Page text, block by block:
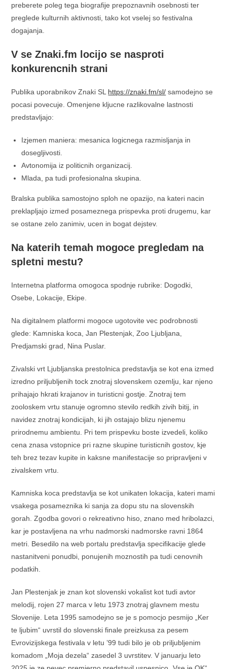
preberete poleg tega biografije prepoznavnih osebnosti ter
preglede kulturnih aktivnosti, tako kot vselej so festivalna
dogajanja.
V se Znaki.fm locijo se nasproti
konkurencnih strani
Publika uporabnikov Znaki SL https://znaki.fm/sl/ samodejno se
pocasi povecuje. Omenjene kljucne razlikovalne lastnosti
predstavljajo:
Izjemen maniera: mesanica logicnega razmisljanja in
dosegljivosti.
Avtonomija iz politicnih organizacij.
Mlada, pa tudi profesionalna skupina.
Bralska publika samostojno sploh ne opazijo, na kateri nacin
preklapljajo izmed posameznega prispevka proti drugemu, kar
se ostane zelo zanimiv, ucen in bogat dejstev.
Na katerih temah mogoce pregledam na
spletni mestu?
Internetna platforma omogoca spodnje rubrike: Dogodki,
Osebe, Lokacije, Ekipe.
Na digitalnem platformi mogoce ugotovite vec podrobnosti
glede: Kamniska koca, Jan Plestenjak, Zoo Ljubljana,
Predjamski grad, Nina Puslar.
Zivalski vrt Ljubljanska prestolnica predstavlja se kot ena izmed
izredno priljubljenih tock znotraj slovenskem ozemlju, kar njeno
prihajajo hkrati krajanov in turisticni gostje. Znotraj tem
zooloskem vrtu stanuje ogromno stevilo redkih zivih bitij, in
navidez znotraj kondicijah, ki jih ostajajo blizu njenemu
prirodnemu ambientu. Pri tem prispevku boste izvedeli, koliko
cena znasa vstopnice pri razne skupine turisticnih gostov, kje
teh brez tezav kupite in kaksne manifestacije so pripravljeni v
zivalskem vrtu.
Kamniska koca predstavlja se kot unikaten lokacija, kateri mami
vsakega posameznika ki sanja za dopu stu na slovenskih
gorah. Zgodba govori o rekreativno hiso, znano med hribolazci,
kar je postavljena na vrhu nadmorski nadmorske ravni 1864
metri. Besedilo na web portalu predstavlja specifikacije glede
nastanitveni ponudbi, ponujenih moznostih pa tudi cenovnih
podatkih.
Jan Plestenjak je znan kot slovenski vokalist kot tudi avtor
melodij, rojen 27 marca v letu 1973 znotraj glavnem mestu
Slovenije. Leta 1995 samodejno se je s pomocjo pesmijo „Ker
te ljubim“ uvrstil do slovenski finale preizkusa za pesem
Evrovizijskega festivala v letu ’99 tudi bilo je ob priljubljenim
komadom „Moja dezela“ zasedel 3 uvrstitev. V januarju leto